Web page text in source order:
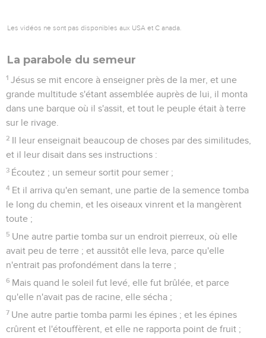
Les vidéos ne sont pas disponibles aux USA et C anada.
La parabole du semeur
1 Jésus se mit encore à enseigner près de la mer, et une
grande multitude s'étant assemblée auprès de lui, il monta
dans une barque où il s'assit, et tout le peuple était à terre
sur le rivage.
2 Il leur enseignait beaucoup de choses par des similitudes,
et il leur disait dans ses instructions :
3 Écoutez ; un semeur sortit pour semer ;
4 Et il arriva qu'en semant, une partie de la semence tomba
le long du chemin, et les oiseaux vinrent et la mangèrent
toute ;
5 Une autre partie tomba sur un endroit pierreux, où elle
avait peu de terre ; et aussitôt elle leva, parce qu'elle
n'entrait pas profondément dans la terre ;
6 Mais quand le soleil fut levé, elle fut brûlée, et parce
qu'elle n'avait pas de racine, elle sécha ;
7 Une autre partie tomba parmi les épines ; et les épines
crûrent et l'étouffèrent, et elle ne rapporta point de fruit ;